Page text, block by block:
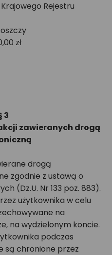
Rejestru
zł
3
zawieranych drogą
drogą
zgodnie z ustawą o
(Dz.U. Nr 133 poz. 883).
użytkownika w celu
na
na wydzielonym koncie.
podczas
są chronione przez